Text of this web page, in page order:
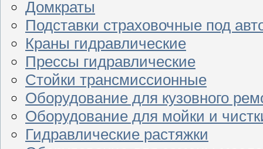
Домкраты
Подставки страховочные под
Краны гидравлические
Прессы гидравлические
Стойки трансмиссионные
Оборудование для кузовного
Оборудование для мойки и
Гидравлические растяжки